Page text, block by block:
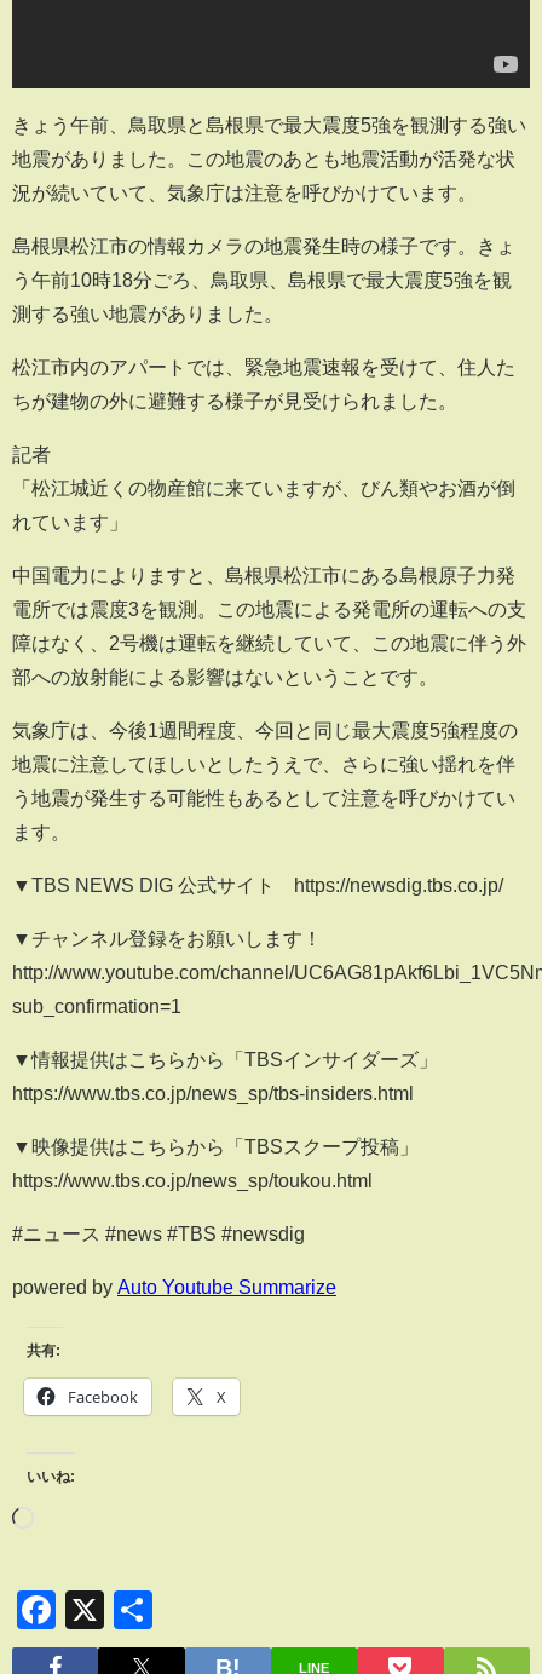
きょう午前、鳥取県と島根県で最大震度5強を観測する強い
地震がありました。この地震のあとも地震活動が活発な状
況が続いていて、気象庁は注意を呼びかけています。
島根県松江市の情報カメラの地震発生時の様子です。きょ
う午前10時18分ごろ、鳥取県、島根県で最大震度5強を観
測する強い地震がありました。
松江市内のアパートでは、緊急地震速報を受けて、住人た
ちが建物の外に避難する様子が見受けられました。
記者
「松江城近くの物産館に来ていますが、びん類やお酒が倒
れています」
中国電力によりますと、島根県松江市にある島根原子力発
電所では震度3を観測。この地震による発電所の運転への支
障はなく、2号機は運転を継続していて、この地震に伴う外
部への放射能による影響はないということです。
気象庁は、今後1週間程度、今回と同じ最大震度5強程度の
地震に注意してほしいとしたうえで、さらに強い揺れを伴
う地震が発生する可能性もあるとして注意を呼びかけてい
ます。
▼TBS NEWS DIG 公式サイト https://newsdig.tbs.co.jp/
▼チャンネル登録をお願いします！
http://www.youtube.com/channel/
sub_confirmation=1
▼情報提供はこちらから「TBSインサイダーズ」
https://www.tbs.co.jp/news_sp/tbs-insiders.html
▼映像提供はこちらから「TBSスクープ投稿」
https://www.tbs.co.jp/news_sp/toukou.html
#ニュース #news #TBS #newsdig
powered by Auto Youtube Summarize
共有:
Facebook X
いいね:
Facebook
X
有
LINE